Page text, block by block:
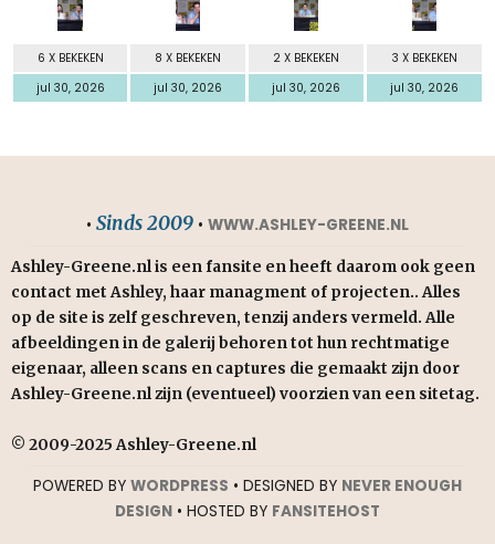
6 X BEKEKEN
jul 30, 2026
8 X BEKEKEN
jul 30, 2026
2 X BEKEKEN
jul 30, 2026
3 X BEKEKEN
jul 30, 2026
• Sinds 2009 • WWW.ASHLEY-GREENE.NL
Ashley-Greene.nl is een fansite en heeft daarom ook geen
contact met Ashley, haar managment of projecten.. Alles
op de site is zelf geschreven, tenzij anders vermeld. Alle
afbeeldingen in de galerij behoren tot hun rechtmatige
eigenaar, alleen scans en captures die gemaakt zijn door
Ashley-Greene.nl zijn (eventueel) voorzien van een sitetag.
© 2009-2025 Ashley-Greene.nl
POWERED BY WORDPRESS • DESIGNED BY NEVER ENOUGH
DESIGN • HOSTED BY FANSITEHOST